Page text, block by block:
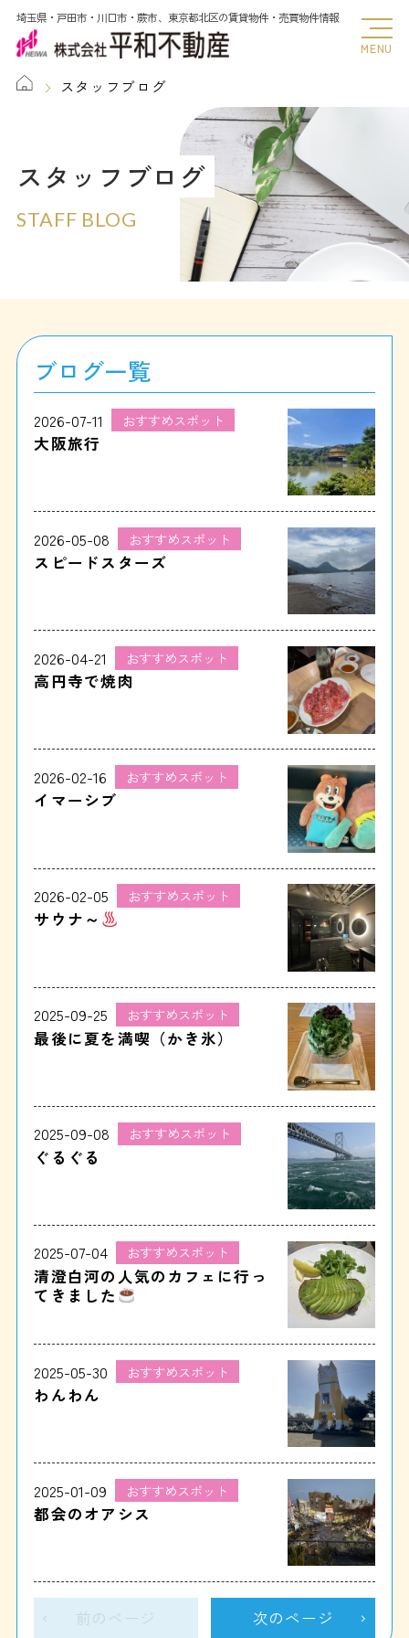
埼玉県・戸田市・川口市・蕨市、東京都北区の賃貸物件・売買物件情報
MENU
スタッフブログ
スタッフブログ
STAFF BLOG
ブログ一覧
2026-07-11 おすすめスポット
大阪旅行
2026-05-08 おすすめスポット
スピードスターズ
2026-04-21 おすすめスポット
高円寺で焼肉
2026-02-16 おすすめスポット
イマーシブ
2026-02-05 おすすめスポット
サウナ～
2025-09-25 おすすめスポット
最後に夏を満喫（かき氷）
2025-09-08 おすすめスポット
ぐるぐる
2025-07-04 おすすめスポット
清澄白河の人気のカフェに行っ
てきました
2025-05-30 おすすめスポット
わんわん
2025-01-09 おすすめスポット
都会のオアシス
前のページ 次のページ